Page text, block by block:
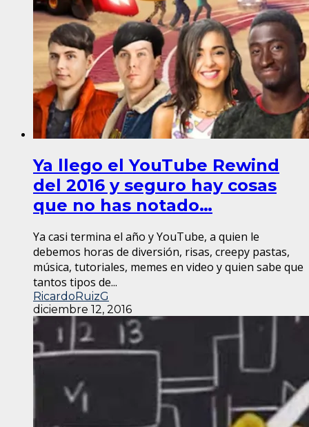
Ya llego el YouTube Rewind
del 2016 y seguro hay cosas
que no has notado…
Ya casi termina el año y YouTube, a quien le
debemos horas de diversión, risas, creepy pastas,
música, tutoriales, memes en video y quien sabe que
tantos tipos de...
RicardoRuizG
diciembre 12, 2016